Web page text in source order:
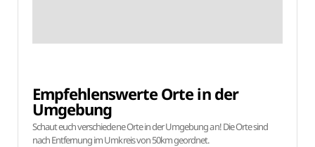
Empfehlenswerte Orte in der
Umgebung
Schaut euch verschiedene Orte in der Umgebung an! Die Orte sind
nach Entfernung im Umkreis von 50km geordnet.